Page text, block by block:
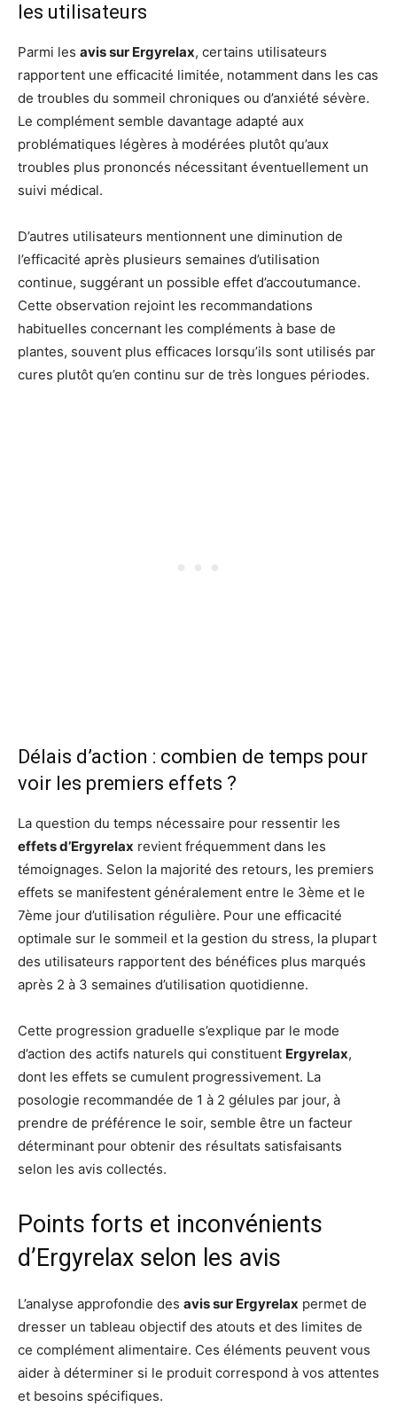
les utilisateurs
Parmi les avis sur Ergyrelax, certains utilisateurs
rapportent une efficacité limitée, notamment dans les cas
de troubles du sommeil chroniques ou d’anxiété sévère.
Le complément semble davantage adapté aux
problématiques légères à modérées plutôt qu’aux
troubles plus prononcés nécessitant éventuellement un
suivi médical.
D’autres utilisateurs mentionnent une diminution de
l’efficacité après plusieurs semaines d’utilisation
continue, suggérant un possible effet d’accoutumance.
Cette observation rejoint les recommandations
habituelles concernant les compléments à base de
plantes, souvent plus efficaces lorsqu’ils sont utilisés par
cures plutôt qu’en continu sur de très longues périodes.
Délais d’action : combien de temps pour
voir les premiers effets ?
La question du temps nécessaire pour ressentir les
effets d’Ergyrelax revient fréquemment dans les
témoignages. Selon la majorité des retours, les premiers
effets se manifestent généralement entre le 3ème et le
7ème jour d’utilisation régulière. Pour une efficacité
optimale sur le sommeil et la gestion du stress, la plupart
des utilisateurs rapportent des bénéfices plus marqués
après 2 à 3 semaines d’utilisation quotidienne.
Cette progression graduelle s’explique par le mode
d’action des actifs naturels qui constituent Ergyrelax,
dont les effets se cumulent progressivement. La
posologie recommandée de 1 à 2 gélules par jour, à
prendre de préférence le soir, semble être un facteur
déterminant pour obtenir des résultats satisfaisants
selon les avis collectés.
Points forts et inconvénients
d’Ergyrelax selon les avis
L’analyse approfondie des avis sur Ergyrelax permet de
dresser un tableau objectif des atouts et des limites de
ce complément alimentaire. Ces éléments peuvent vous
aider à déterminer si le produit correspond à vos attentes
et besoins spécifiques.